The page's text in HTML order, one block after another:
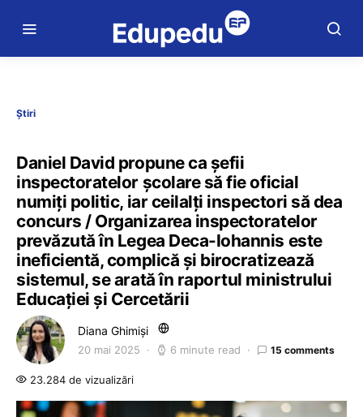
Știri
Daniel David propune ca șefii
inspectoratelor școlare să fie oficial
numiți politic, iar ceilalți inspectori să dea
concurs / Organizarea inspectoratelor
prevăzută în Legea Deca-Iohannis este
ineficientă, complică și birocratizează
sistemul, se arată în raportul ministrului
Educației și Cercetării
Diana Ghimiși
20 mai 2025 6 minute read 15 comments
23.284 de vizualizări